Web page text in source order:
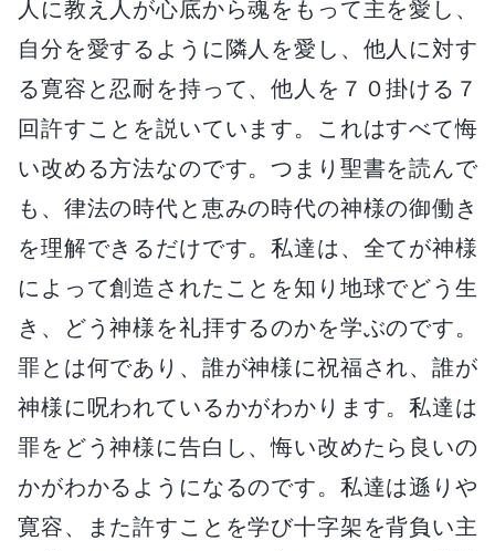
人に教え人が心底から魂をもって主を愛し、
自分を愛するように隣人を愛し、他人に対す
る寛容と忍耐を持って、他人を７０掛ける７
回許すことを説いています。これはすべて悔
い改める方法なのです。つまり聖書を読んで
も、律法の時代と恵みの時代の神様の御働き
を理解できるだけです。私達は、全てが神様
によって創造されたことを知り地球でどう生
き、どう神様を礼拝するのかを学ぶのです。
罪とは何であり、誰が神様に祝福され、誰が
神様に呪われているかがわかります。私達は
罪をどう神様に告白し、悔い改めたら良いの
かがわかるようになるのです。私達は遜りや
寛容、また許すことを学び十字架を背負い主